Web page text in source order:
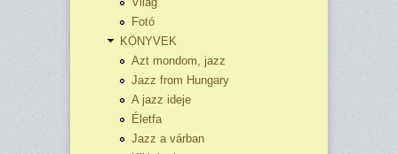
Fotó
KÖNYVEK
Azt mondom, jazz
Jazz from Hungary
A jazz ideje
Életfa
Jazz a várban